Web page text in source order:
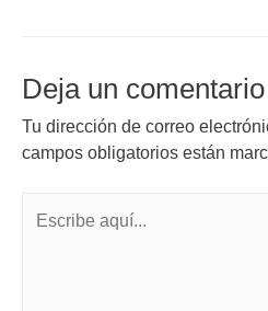
Deja un comentario
Tu dirección de correo
campos obligatorios están